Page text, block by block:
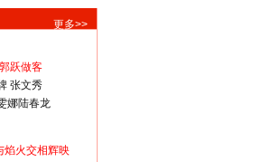
更多>>
跃做客
张文秀
娜陆春龙
焰火交相辉映